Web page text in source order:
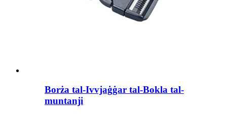
Borża tal-Ivvjaġġar tal-Bokla tal-
muntanji